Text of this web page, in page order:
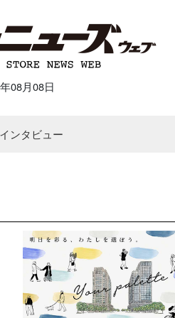
08月08日
インタビュー